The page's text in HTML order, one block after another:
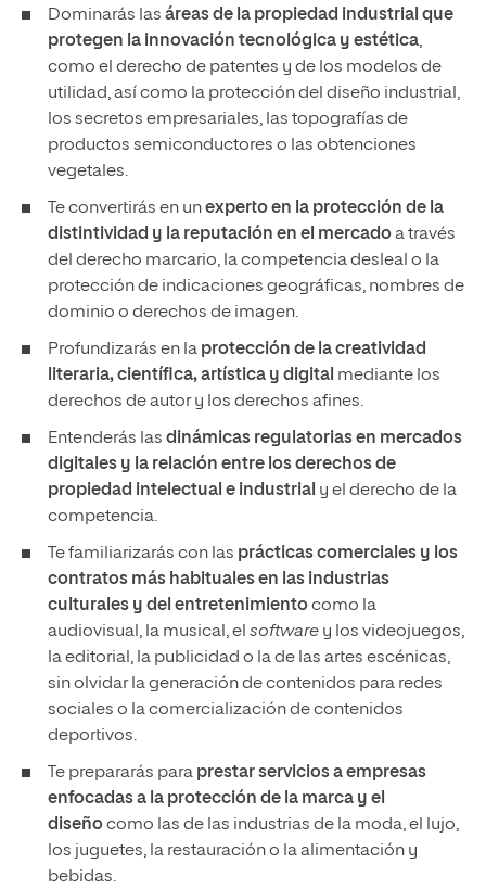
Dominarás las áreas de la propiedad industrial que
protegen la innovación tecnológica y estética,
como el derecho de patentes y de los modelos de
utilidad, así como la protección del diseño industrial,
los secretos empresariales, las topografías de
productos semiconductores o las obtenciones
vegetales.
Te convertirás en unexperto en la protección de la
distintividad y la reputación en el mercadoa través
del derecho marcario, la competencia desleal o la
protección de indicaciones geográficas, nombres de
dominio o derechos de imagen.
Profundizarás en la protección de la creatividad
literaria, científica, artística y digital mediante los
derechos de autor y los derechos afines.
Entenderás las dinámicas regulatorias en mercados
digitales y la relación entre los derechos de
propiedad intelectual e industrial y el derecho de la
competencia.
Te familiarizarás con las prácticas comerciales y los
contratos más habituales en las industrias
culturales y del entretenimientocomo la
audiovisual, la musical, el software y los videojuegos,
la editorial, la publicidad o la de las artes escénicas,
sin olvidar la generación de contenidos para redes
sociales o la comercialización de contenidos
deportivos.
Te prepararás para prestar servicios a empresas
enfocadas a la protección de la marca y el
diseñocomo las de las industrias de la moda, el lujo,
los juguetes, la restauración o la alimentación y
bebidas.